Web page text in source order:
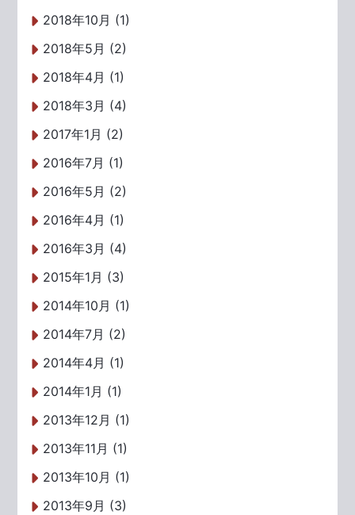
2018年10月 (1)
2018年5月 (2)
2018年4月 (1)
2018年3月 (4)
2017年1月 (2)
2016年7月 (1)
2016年5月 (2)
2016年4月 (1)
2016年3月 (4)
2015年1月 (3)
2014年10月 (1)
2014年7月 (2)
2014年4月 (1)
2014年1月 (1)
2013年12月 (1)
2013年11月 (1)
2013年10月 (1)
2013年9月 (3)